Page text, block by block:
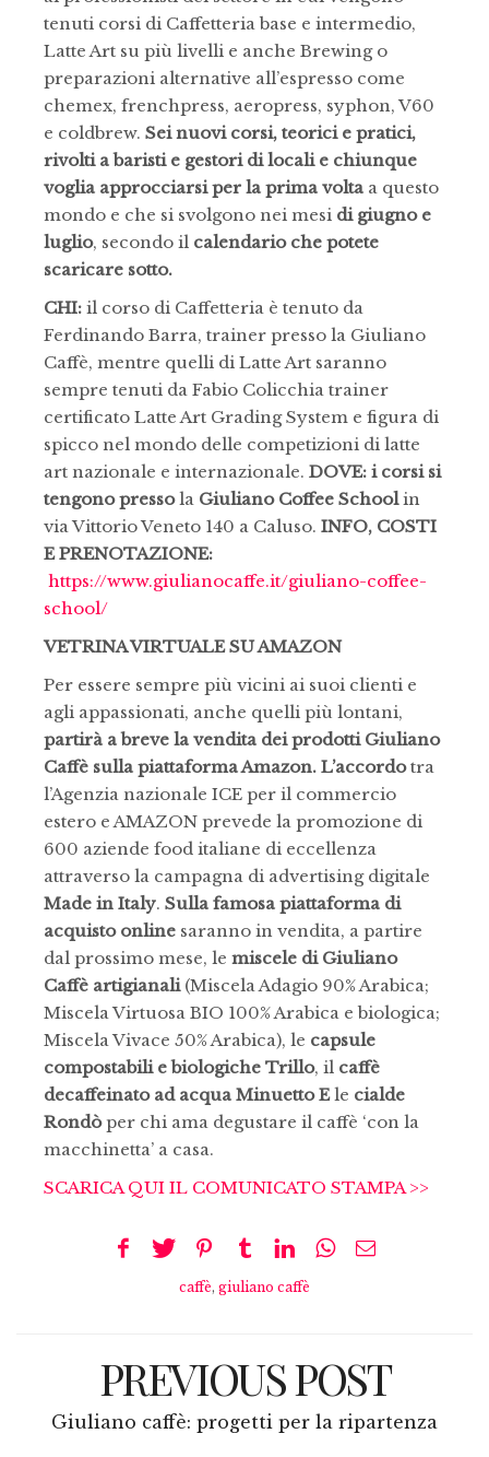
tenuti corsi di Caffetteria base e intermedio,
Latte Art su più livelli e anche Brewing o
preparazioni alternative all’espresso come
chemex, frenchpress, aeropress, syphon, V60
e coldbrew. Sei nuovi corsi, teorici e pratici,
rivolti a baristi e gestori di locali e chiunque
voglia approcciarsi per la prima volta a questo
mondo e che si svolgono nei mesi di giugno e
luglio, secondo il calendario che potete
scaricare sotto.
CHI: il corso di Caffetteria è tenuto da
Ferdinando Barra, trainer presso la Giuliano
Caffè, mentre quelli di Latte Art saranno
sempre tenuti da Fabio Colicchia trainer
certificato Latte Art Grading System e figura di
spicco nel mondo delle competizioni di latte
art nazionale e internazionale. DOVE: i corsi si
tengono pressola Giuliano Coffee Schoolin
via Vittorio Veneto 140 a Caluso. INFO, COSTI
E PRENOTAZIONE:
https://www.giulianocaffe.it/giuliano-coffee-
school/
VETRINA VIRTUALE SU AMAZON
Per essere sempre più vicini ai suoi clienti e
agli appassionati, anche quelli più lontani,
partirà a breve la vendita dei prodotti Giuliano
Caffè sulla piattaforma Amazon. L’accordotra
l’Agenzia nazionale ICE per il commercio
estero e AMAZON prevede la promozione di
600 aziende food italiane di eccellenza
attraverso la campagna di advertising digitale
Made in Italy. Sulla famosa piattaforma di
acquisto online saranno in vendita, a partire
dal prossimo mese, le miscele di Giuliano
Caffè artigianali(Miscela Adagio 90% Arabica;
Miscela Virtuosa BIO 100% Arabica e biologica;
Miscela Vivace 50% Arabica), le capsule
compostabili e biologiche Trillo, il caffè
decaffeinato ad acqua Minuetto Ele cialde
Rondòper chi ama degustare il caffè ‘con la
macchinetta’ a casa.
SCARICA QUI IL COMUNICATO STAMPA >>
caffè, giuliano caffè
PREVIOUS POST
Giuliano caffè: progetti per la ripartenza